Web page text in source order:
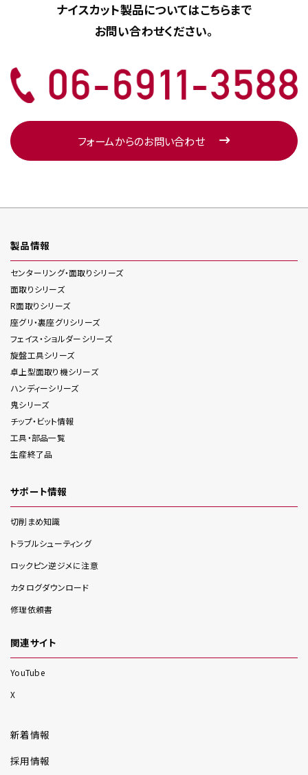
ナイスカット製品についてはこちらまで
お問い合わせください。
フォームからのお問い合わせ
製品情報
センターリング・面取りシリーズ
面取りシリーズ
R面取りシリーズ
座グリ・裏座グリシリーズ
フェイス・ショルダーシリーズ
旋盤工具シリーズ
卓上型面取り機シリーズ
ハンディーシリーズ
鬼シリーズ
チップ・ビット情報
工具・部品一覧
生産終了品
サポート情報
切削まめ知識
トラブルシューティング
ロックピン逆ジメに注意
カタログダウンロード
修理依頼書
関連サイト
YouTube
X
新着情報
採用情報